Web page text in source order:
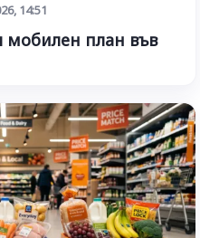
14:51
мобилен план във